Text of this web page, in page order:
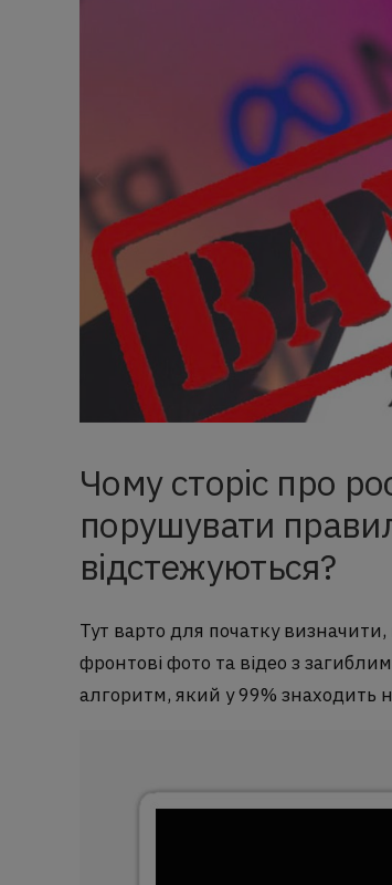
Чому сторіс про
порушувати
відстежуються?
Тут варто для початку
фронтові фото та відео з
алгоритм, який у 99% знаходить